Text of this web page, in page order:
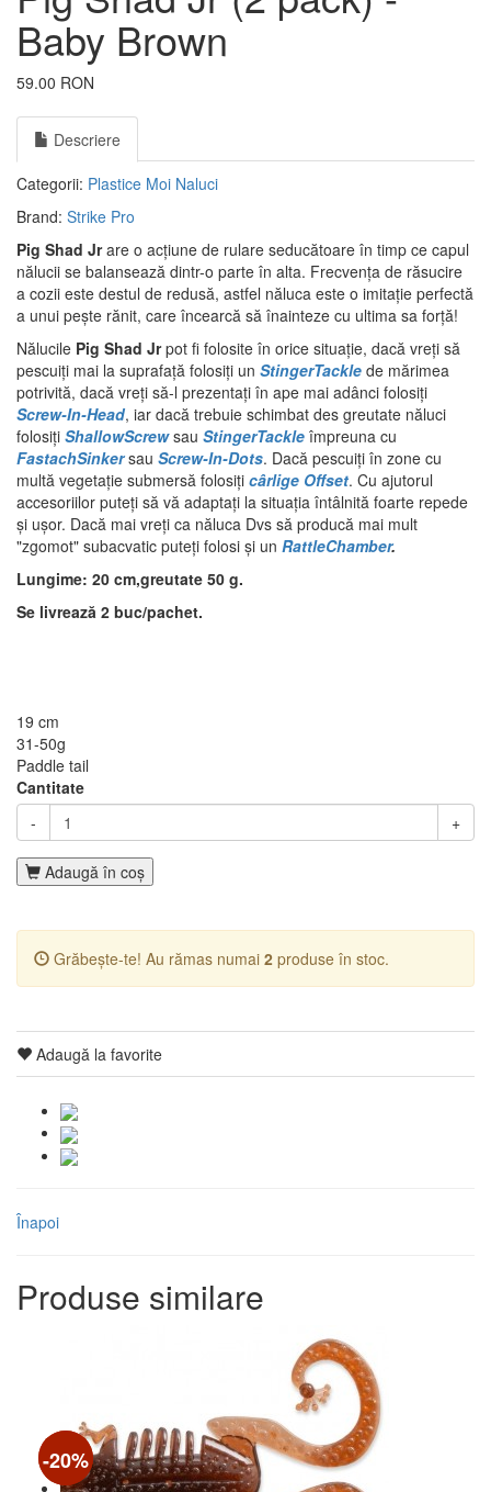
Baby Brown
59.00 RON
Descriere
Categorii: Plastice Moi Naluci
Brand: Strike Pro
Pig Shad Jrare o acțiune de rulare seducătoare în timp ce capul
nălucii se balansează dintr-o parte în alta. Frecvența de răsucire
a cozii este destul de redusă, astfel năluca este o imitație perfectă
a unui pește rănit, care încearcă să înainteze cu ultima sa forță!
Nălucile Pig Shad Jrpot fi folosite în orice situație, dacă vreți să
pescuiți mai la suprafață folosiți un StingerTackle de mărimea
potrivită, dacă vreți să-l prezentați în ape mai adânci folosiți
Screw-In-Head, iar dacă trebuie schimbat des greutate năluci
folosiți ShallowScrewsau StingerTackle împreuna cu
FastachSinkersau Screw-In-Dots. Dacă pescuiți în zone cu
multă vegetație submersă folosiți cârlige Offset. Cu ajutorul
accesoriilor puteți să vă adaptați la situația întâlnită foarte repede
și ușor. Dacă mai vreți ca năluca Dvs să producă mai mult
"zgomot" subacvatic puteți folosi și un RattleChamber.
Lungime: 20 cm,greutate 50 g.
Se livrează 2 buc/pachet.
19 cm
31-50g
Paddle tail
Cantitate
-
+
Adaugă în coş
Grăbește-te! Au rămas numai 2 produse în stoc.
Adaugă la favorite
Înapoi
Produse similare
-16%
-20%